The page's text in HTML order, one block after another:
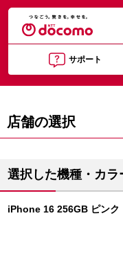
サポート
店舗の選択
選択した機種・カラ
iPhone 16 256GB ピンク